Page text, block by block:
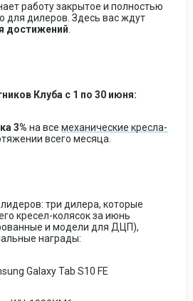
работу закрытое и полностью
для дилеров. Здесь вас ждут
достижений
Клуба с 1 по 30 июня:
3% на все механические кресла-
всего месяца.
три дилера, которые
кресел-колясок за июнь
и модели для ДЦП),
награды:
Galaxy Tab S10 FE